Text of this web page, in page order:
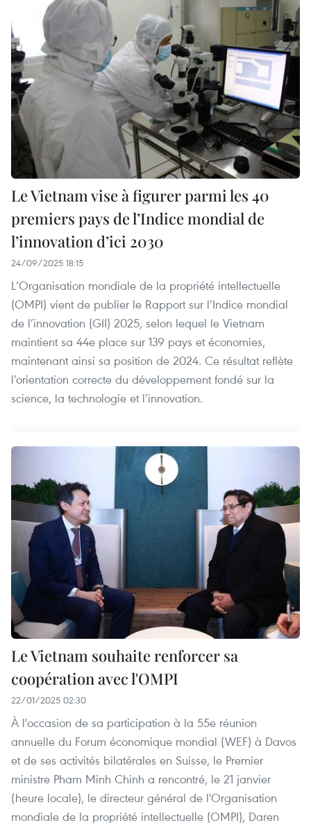
Le Vietnam vise à figurer parmi les 40
premiers pays de l’Indice mondial de
l’innovation d’ici 2030
24/09/2025 18:15
L’Organisation mondiale de la propriété intellectuelle
(OMPI) vient de publier le Rapport sur l’Indice mondial
de l’innovation (GII) 2025, selon lequel le Vietnam
maintient sa 44e place sur 139 pays et économies,
maintenant ainsi sa position de 2024. Ce résultat reflète
l’orientation correcte du développement fondé sur la
science, la technologie et l’innovation.
Le Vietnam souhaite renforcer sa
coopération avec l'OMPI
22/01/2025 02:30
À l'occasion de sa participation à la 55e réunion
annuelle du Forum économique mondial (WEF) à Davos
et de ses activités bilatérales en Suisse, le Premier
ministre Pham Minh Chinh a rencontré, le 21 janvier
(heure locale), le directeur général de l'Organisation
mondiale de la propriété intellectuelle (OMPI), Daren